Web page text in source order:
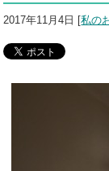
2017年11月4日 [私の